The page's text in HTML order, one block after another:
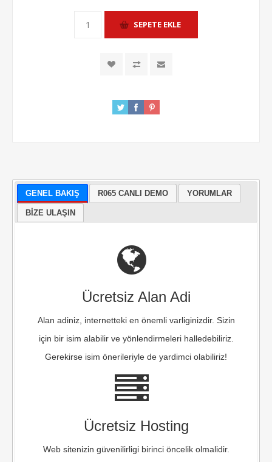
GENEL BAKIŞ R065 CANLI DEMO YORUMLAR
BIZE ULAŞIN
Ücretsiz Alan Adi
Alan adiniz, internetteki en önemli varliginizdir. Sizin
için bir isim alabilir ve yönlendirmeleri halledebiliriz.
Gerekirse isim önerileriyle de yardimci olabiliriz!
Ücretsiz Hosting
Web sitenizin güvenilirligi birinci öncelik olmalidir.